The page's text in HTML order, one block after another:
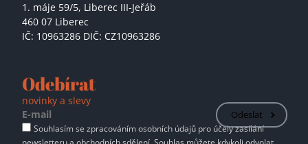
1. máje 59/5, Liberec III-Jeřáb
460 07 Liberec
IČ: 10963286 DIČ: CZ10963286
Odebírat
novinky a slevy
Odeslat
Souhlasím se zpracováním osobních údajů pro účely zasílání